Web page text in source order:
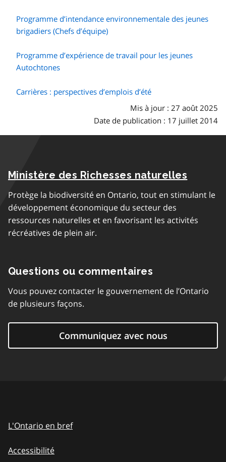
Programme d’intendance environnementale des jeunes
brigadiers (Chefs d’équipe)
Programme d’expérience de travail pour les jeunes
Autochtones
Carrières : perspectives d’emplois d’été
Mis à jour : 27 août 2025
Date de publication : 17 juillet 2014
Ministère des Richesses naturelles
Protège la biodiversité en Ontario, tout en stimulant le
développement économique du secteur des
ressources naturelles et en favorisant les activités
récréatives de plein air.
Questions ou commentaires
Vous pouvez contacter le gouvernement de l’Ontario
de plusieurs façons.
Communiquez avec nous
L'Ontario en bref
Accessibilité